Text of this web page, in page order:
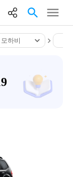
모하비